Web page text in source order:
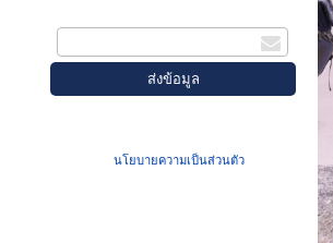
นโยบายความเป็นส่วนตัว